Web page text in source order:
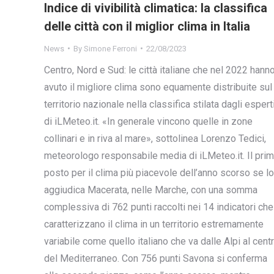
Indice di vivibilità climatica: la classifica
delle città con il miglior clima in Italia
News By Simone Ferroni 22/08/2023
Centro, Nord e Sud: le città italiane che nel 2022 hanno
avuto il migliore clima sono equamente distribuite sul
territorio nazionale nella classifica stilata dagli esperti
di iLMeteo.it. «In generale vincono quelle in zone
collinari e in riva al mare», sottolinea Lorenzo Tedici,
meteorologo responsabile media di iLMeteo.it. Il
posto per il clima più piacevole dell’anno scorso se lo
aggiudica Macerata, nelle Marche, con una somma
complessiva di 762 punti raccolti nei 14 indicatori che
caratterizzano il clima in un territorio estremamente
variabile come quello italiano che va dalle Alpi al
del Mediterraneo. Con 756 punti Savona si conferma